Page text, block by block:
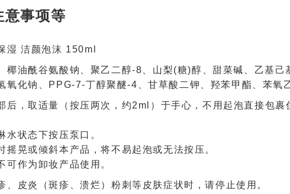
意事项等
湿 洁颜泡沫 150ml
椰油酰谷氨酸钠、聚乙二醇-8、山梨(糖)醇、甜菜碱、乙基
氧化钠、PPG-7-丁醇聚醚-4、甘草酸二钾、羟苯甲酯、苯氧
后，取适量（按压两次，约2ml）于手心，不用起泡直接包
水状态下按压泵口。
摇晃或倾斜本产品，将不易起泡或无法按压。
可作为卸妆产品使用。
、皮炎（斑疹、溃烂）粉刺等皮肤症状时，请停止使用。